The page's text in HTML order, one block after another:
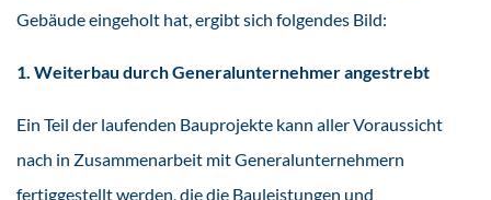
Gebäude eingeholt hat, ergibt sich folgendes Bild:
1. Weiterbau durch Generalunternehmer angestrebt
Ein Teil der laufenden Bauprojekte kann aller Voraussicht
nach in Zusammenarbeit mit Generalunternehmern
fertiggestellt werden, die die Bauleistungen und